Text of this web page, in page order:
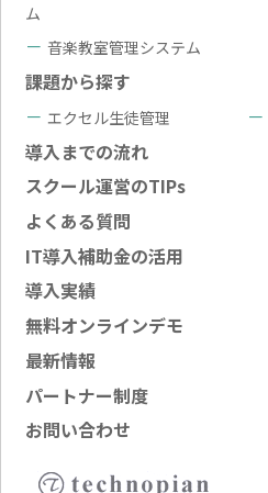
ム
音楽教室管理システム
課題から探す
エクセル生徒管理
導入までの流れ
スクール運営のTIPs
よくある質問
IT導入補助金の活用
導入実績
無料オンラインデモ
最新情報
パートナー制度
お問い合わせ